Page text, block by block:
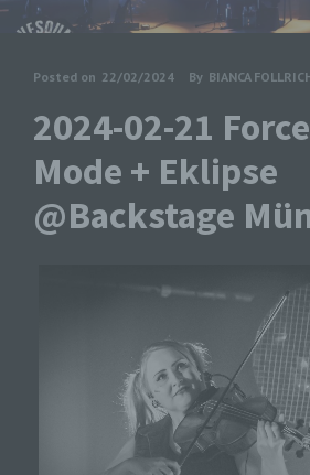
Posted on 22/02/2024 By BIANCA
2024-02-21
Mode + Eklipse
@Backstage